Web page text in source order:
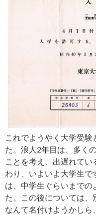
これでようやく大学受
た。浪人2年目は、多く
ことを考え、出遅れて
わり、いよいよ大学生
は、中学生ぐらいまでの
た。この後については、
なんて名付けようかしら